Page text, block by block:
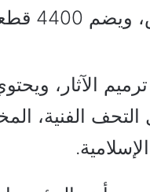
الطابق
الآثار،
تشمل التحف الفنية،